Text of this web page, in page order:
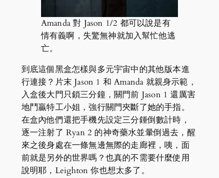
Amanda 對 Jason 1/2 都可以說是有
情有義啊，失驚無神就加入幫忙他逃
亡。
到底這個黑盒怎樣與多元宇宙中的其他版本進
行連接？片末 Jason 1 和 Amanda 就親身示範，
入盒後大門只鎖三分鐘，關門前 Jason 1 還厲害
地鬥贏特工小姐，強行關門夾斷了她的手指。
在盒內他們還把手機先設定三分鍾倒數計時，
逐一注射了 Ryan 2 的神奇藥水並暈倒過去，醒
來之後身處在一條無邊無際的走廊裡，咦，面
前就是另外的世界嗎？也真的不需要什麼使用
說明耶，Leighton 你也想太多了。